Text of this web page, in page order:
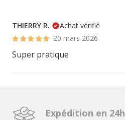
THIERRY R.
Achat vérifié
20 mars 2026
Super pratique
Expédition en 24h